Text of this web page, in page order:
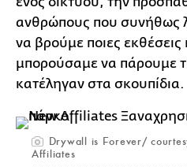
ανθρώπους που συνήθως
να βρούμε ποιες εκθέσεις
μπορούσαμε να πάρουμε
κατέληγαν στα σκουπίδια.
Drywall is Forever/
Affiliates